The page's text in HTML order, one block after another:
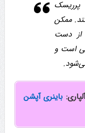
پرریسک
ممکن
از دست
است و
باینری آپشن